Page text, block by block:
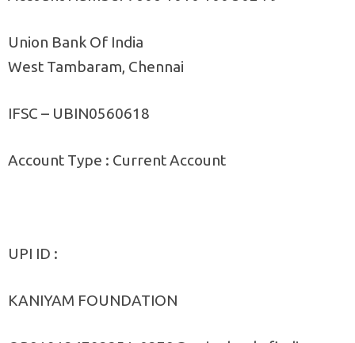
Union Bank Of India
West Tambaram, Chennai
IFSC – UBIN0560618
Account Type : Current Account
UPI ID :
KANIYAM FOUNDATION